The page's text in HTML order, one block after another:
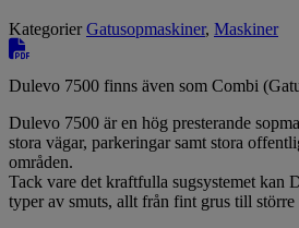
Kategorier Gatusopmaskiner, Maskiner
Dulevo 7500 finns även som Combi
Dulevo 7500 är en hög presterande
stora vägar, parkeringar samt stora
områden.
Tack vare det kraftfulla sugsystemet kan
typer av smuts, allt från fint grus till större